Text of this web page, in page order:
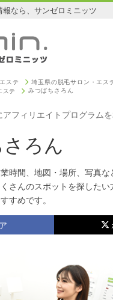
なら、サンゼロミニッツ
ステ 埼玉県の脱毛サロン・エス
ステ
みつばちさろん
フィリエイトプログラムを
ろん
時間、地図・場所、写真
さんのスポットを探したい
すめです。